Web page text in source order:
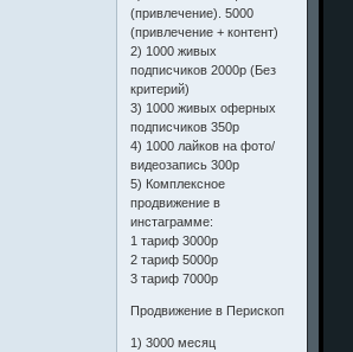
(привлечение). 5000
(привлечение + контент)
2) 1000 живых
подписчиков 2000р (Без
критерий)
3) 1000 живых оферных
подписчиков 350р
4) 1000 лайков на фото/
видеозапись 300р
5) Комплексное
продвижение в
инстаграмме:
1 тариф 3000р
2 тариф 5000р
3 тариф 7000р
Продвижение в Перископ
1) 3000 месяц